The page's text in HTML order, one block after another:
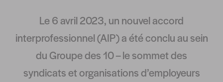
primes d’innovation
Le 6 avril 2023, un nouvel accord
interprofessionnel (AIP) a été conclu au sein
du Groupe des 10 – le sommet des
syndicats et organisations d’employeurs